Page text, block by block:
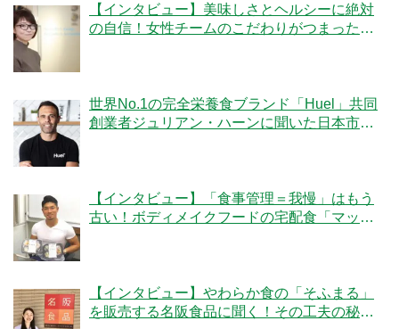
【インタビュー】美味しさとヘルシーに絶対
の自信！女性チームのこだわりがつまった
世界No.1の完全栄養食ブランド「Huel」共同
創業者ジュリアン・ハーンに聞いた日本市場
【インタビュー】「食事管理＝我慢」はもう
古い！ボディメイクフードの宅配食「マッス
【インタビュー】やわらか食の「そふまる」
を販売する名阪食品に聞く！その工夫の秘密